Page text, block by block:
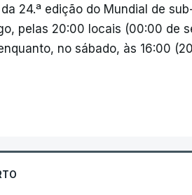
24.ª edição do Mundial de
pelas 20:00 locais (00:00 de
no sábado, às 16:00